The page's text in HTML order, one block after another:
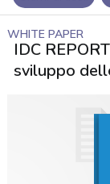
WHITE PAPER
IDC
sviluppo